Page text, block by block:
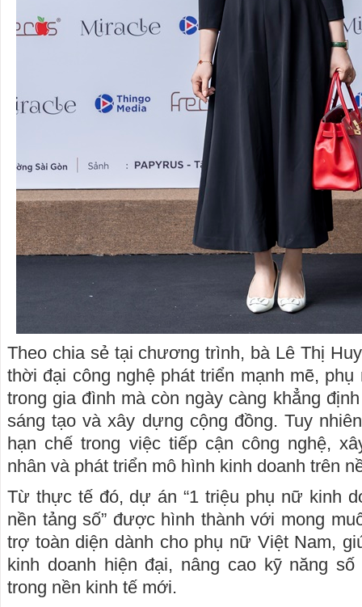
Theo chia sẻ tại chương trình, bà Lê Thị
thời đại công nghệ phát triển mạnh mẽ,
trong gia đình mà còn ngày càng khẳng
sáng tạo và xây dựng cộng đồng. Tuy
hạn chế trong việc tiếp cận công nghệ,
nhân và phát triển mô hình kinh doanh trên
Từ thực tế đó, dự án “1 triệu phụ nữ kinh
nền tảng số” được hình thành với mong
trợ toàn diện dành cho phụ nữ Việt Nam,
kinh doanh hiện đại, nâng cao kỹ năng
trong nền kinh tế mới.